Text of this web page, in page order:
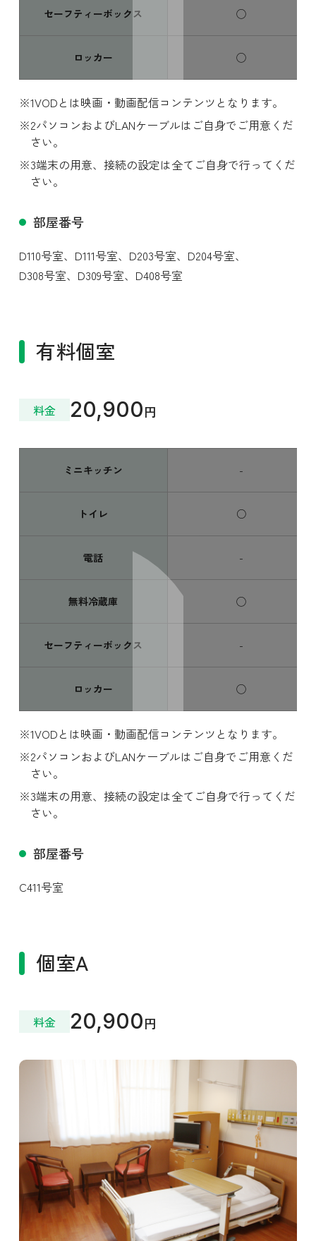
セーフティーボックス ◯
ロッカー ◯
VODとは映画・動画配信コンテンツとなります。
パソコンおよびLANケーブルはご自身でご用意くだ
さい。
端末の用意、接続の設定は全てご自身で行ってくだ
さい。
部屋番号
D110号室、 D111号室、 D203号室、 D204号室、
D308号室、 D309号室、 D408号室
有料個室
料金 20,900円
ミニキッチン -
トイレ ○
電話 -
無料冷蔵庫 ◯
セーフティーボックス -
ロッカー ◯
VODとは映画・動画配信コンテンツとなります。
パソコンおよびLANケーブルはご自身でご用意くだ
さい。
端末の用意、接続の設定は全てご自身で行ってくだ
さい。
部屋番号
C411号室
個室A
料金 20,900円